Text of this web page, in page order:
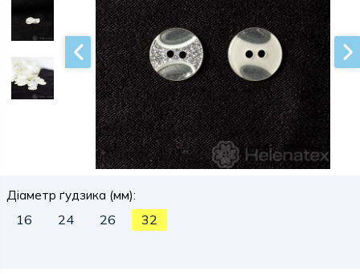
Діаметр ґудзика (мм):
16 24 26 32